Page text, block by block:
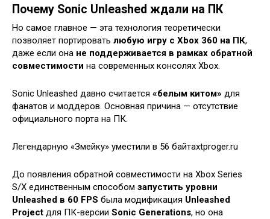
Почему Sonic Unleashed ждали на ПК
Но самое главное — эта технология теоретически
позволяет портировать любую игру с Xbox 360 на ПК,
даже если она не поддерживается в рамках обратной
совместимости на современных консолях Xbox.
Sonic Unleashed давно считается «белым китом» для
фанатов и моддеров. Основная причина — отсутствие
официального порта на ПК.
Легендарную «Змейку» уместили в 56 байтахtproger.ru
До появления обратной совместимости на Xbox Series
S/X единственным способом запустить уровни
Unleashed в 60 FPS была модификация Unleashed
Project для ПК-версии Sonic Generations, но она